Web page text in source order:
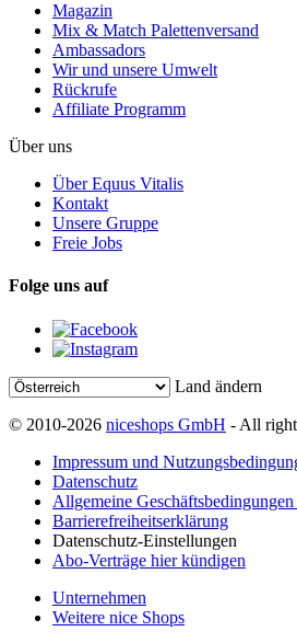
Magazin
Mix & Match Palettenversand
Ambassadors
Wir und unsere Umwelt
Rückrufe
Affiliate Programm
Über uns
Über Equus Vitalis
Kontakt
Unsere Gruppe
Freie Jobs
Folge uns auf
Land ändern
© 2010-2026 niceshops GmbH - All
Impressum und
Datenschutz
Allgemeine
Barrierefreiheitserklärung
Datenschutz-Einstellungen
Abo-Verträge hier kündigen
Unternehmen
Weitere nice Shops